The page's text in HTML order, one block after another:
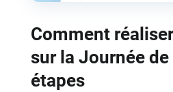
Comment
sur la Journée de
étapes